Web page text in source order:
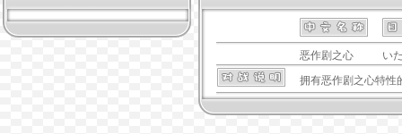
恶作剧之心
い
拥有恶作剧之心特性